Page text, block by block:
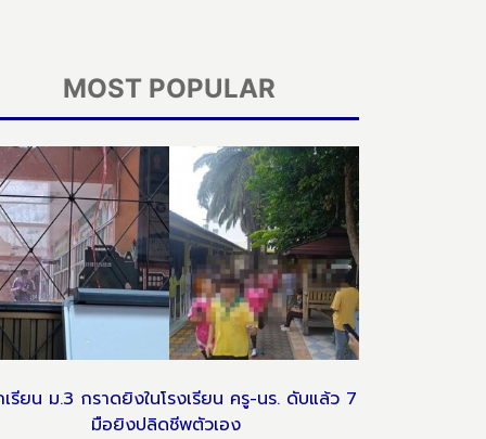
MOST POPULAR
รียน ม.3 กราดยิงในโรงเรียน ครู-นร. ดับแล้ว 7
มือยิงปลิดชีพตัวเอง